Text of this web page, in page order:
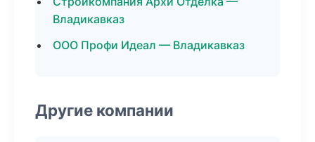
Владикавказ
ООО Профи Идеал — Владикавказ
Другие компании